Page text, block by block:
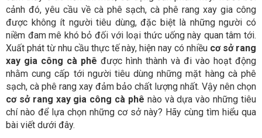
cảnh đó, yêu cầu về cà phê sạch, cà phê rang xay gia công
được không ít người tiêu dùng, đặc biệt là những người có
niềm đam mê khó bỏ đối với loại thức uống này quan tâm tới.
Xuất phát từ nhu cầu thực tế này, hiện nay có nhiều cơ sở rang
xay gia công cà phê được hình thành và đi vào hoạt động
nhằm cung cấp tới người tiêu dùng những mặt hàng cà phê
sạch, cà phê rang xay đảm bảo chất lượng nhất. Vậy nên chọn
cơ sở rang xay gia công cà phê nào và dựa vào những tiêu
chí nào để lựa chọn những cơ sở này? Hãy cùng tìm hiểu qua
bài viết dưới đây.